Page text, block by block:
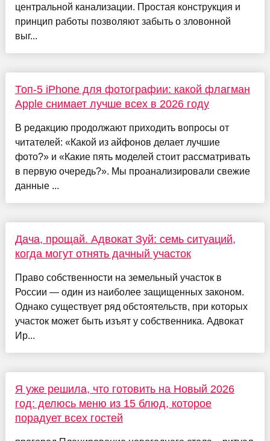
центральной канализации. Простая конструкция и
принцип работы позволяют забыть о зловонной
выг...
Топ-5 iPhone для фотографии: какой флагман
Apple снимает лучше всех в 2026 году
В редакцию продолжают приходить вопросы от
читателей: «Какой из айфонов делает лучшие
фото?» и «Какие пять моделей стоит рассматривать
в первую очередь?». Мы проанализировали свежие
данные ...
Дача, прощай. Адвокат Зуй: семь ситуаций,
когда могут отнять дачный участок
Право собственности на земельный участок в
России — один из наиболее защищенных законом.
Однако существует ряд обстоятельств, при которых
участок может быть изъят у собственника. Адвокат
Ир...
Я уже решила, что готовить на Новый 2026
год: делюсь меню из 15 блюд, которое
порадует всех гостей